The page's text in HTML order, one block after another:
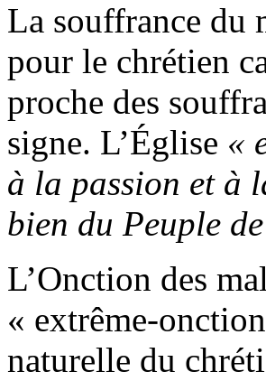
La souffrance du
pour le chrétien
proche des
signe. L’Église «
à la passion et à
bien du Peuple
L’Onction des
« extrême-
naturelle du